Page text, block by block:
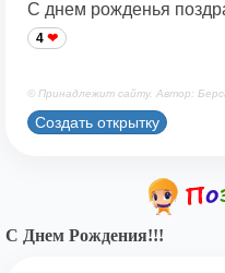
С днем рожденья
4
© Принадлежит сайту. Автор:
Создать открытку
С Днем Рождения!!!